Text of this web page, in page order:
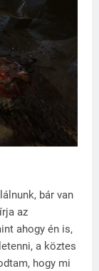
bár van
az
ahogy én is,
a köztes
hogy mi